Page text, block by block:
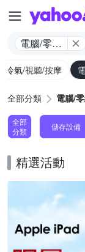
電腦/零組
戲
/冷氣/視聽/按摩
全部分類 電腦/
全部
分類
儲存設備
精選活動